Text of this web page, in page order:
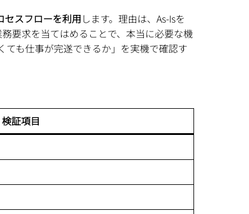
セスフローを利用 します。理由は、As-Isを
要求を当てはめることで、本当に必要な機
も仕事が完遂できるか」を実機で確認す
検証項目